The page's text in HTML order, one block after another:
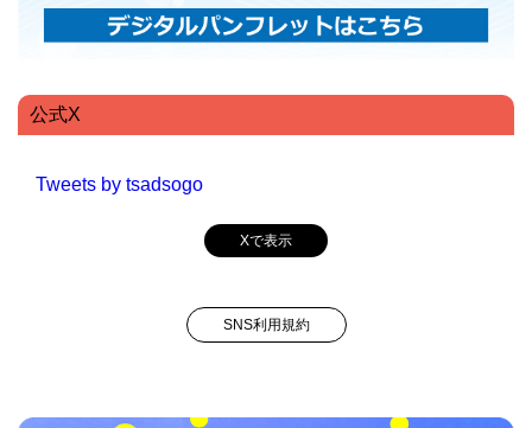
公式X
Tweets by tsadsogo
Xで表示
SNS利用規約